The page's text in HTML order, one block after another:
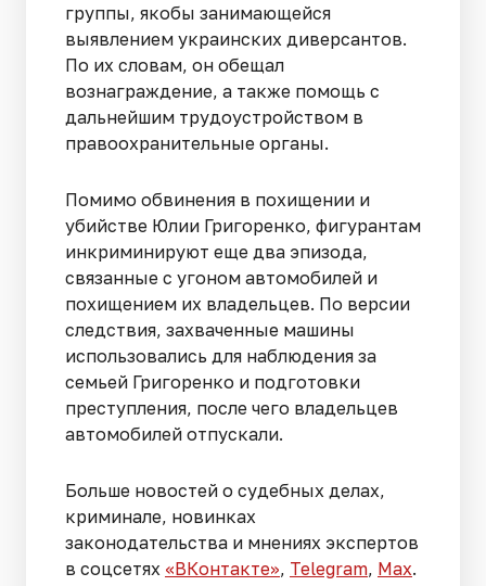
группы, якобы занимающейся
выявлением украинских диверсантов.
По их словам, он обещал
вознаграждение, а также помощь с
дальнейшим трудоустройством в
правоохранительные органы.
Помимо обвинения в похищении и
убийстве Юлии Григоренко, фигурантам
инкриминируют еще два эпизода,
связанные с угоном автомобилей и
похищением их владельцев. По версии
следствия, захваченные машины
использовались для наблюдения за
семьей Григоренко и подготовки
преступления, после чего владельцев
автомобилей отпускали.
Больше новостей о судебных делах,
криминале, новинках
законодательства и мнениях экспертов
в соцсетях «ВКонтакте», Telegram, Мах.